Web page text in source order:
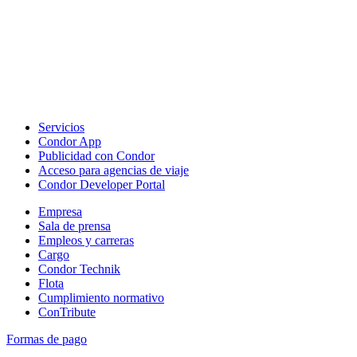
Servicios
Condor App
Publicidad con Condor
Acceso para agencias de viaje
Condor Developer Portal
Empresa
Sala de prensa
Empleos y carreras
Cargo
Condor Technik
Flota
Cumplimiento normativo
ConTribute
Formas de pago